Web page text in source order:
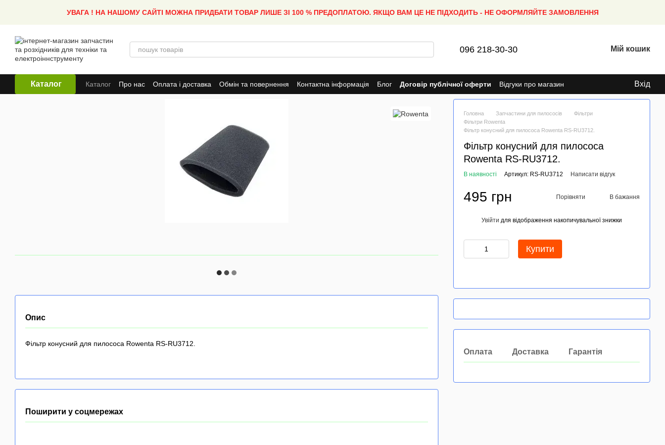
УВАГА ! НА НАШОМУ САЙТІ МОЖНА ПРИДБАТИ ТОВАР ЛИШЕ ЗІ 100 % ПРЕДОПЛАТОЮ. ЯКЩО ВАМ ЦЕ НЕ ПІДХОДИТЬ - НЕ ОФОРМЛЯЙТЕ ЗАМОВЛЕННЯ
096 218-30-30 Мій кошик
Каталог Каталог Про нас Оплата і доставка Обмін та повернення Контактна інформація Блог Договір публічної оферти Відгуки про магазин Вхід
Головна Запчастини для пилососів
Фільтри
Фільтри Rowenta
Фільтр конусний для пилососа Rowenta RS-RU3712.
Фільтр конусний для пилососа
Rowenta RS-RU3712.
В наявності Артикул: RS-RU3712 Написати відгук
495 грн Порівняти В бажання
Увійти для відображення накопичувальної знижки
Купити
Оплата Доставка Гарантія
Опис
Фільтр конусний для пилососа Rowenta RS-RU3712.
Поширити у соцмережах